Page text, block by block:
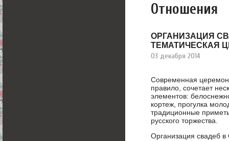
Отношения
ОРГАНИЗАЦИЯ
ТЕМАТИЧЕСКАЯ
03 декабря 2014
Современная
правило, сочетает
элементов:
кортеж, прогулка
традиционные
русского торжества.
Организация свадеб в